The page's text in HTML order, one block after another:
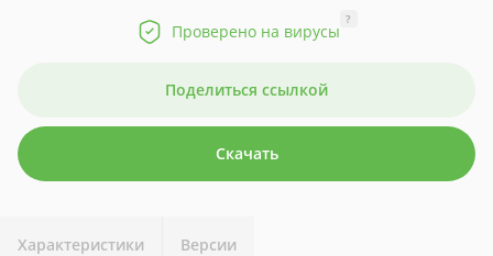
Проверено на вирусы
?
Поделиться ссылкой
Скачать
Характеристики Версии